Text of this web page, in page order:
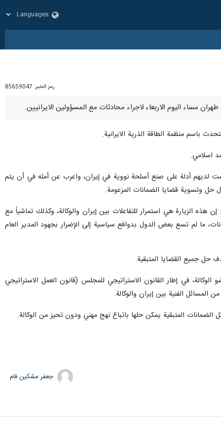
رمز الخبر: 85659047
باسم منظمة الطاقة الذرية الايرانية.
اسلامي.
لديهم أدلة على صنع أسلحة نووية في إيران، واعرب عن أمله في أن يتم
حل وتسوية قضايا الضمانات المزعومة.
هذه الزيارة هي استمرار للتفاعلات بين إيران والوكالة، وكذلك تماشياً مع
التزام الضمانات، ما لم تسع بعض الدول بدوافع سياسية إلى الإضرار بجهود المدير العام
في إطار القانون الاستراتيجي للمجلس (قانون العمل الاستراتيجي
الفنية بين إيران والوكالة.
الضمانات المتبقية يمكن حلها باتباع نهج مهني ودون تحيز من الوكالة.
جعفر مشکین فام